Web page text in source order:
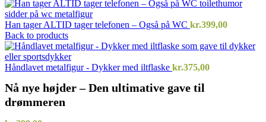
Han tager ALTID tager telefonen – Også på WC kr.399,00
Back to products
Håndlavet metalfigur - Dykker med iltflaske kr.375,00
Nå nye højder – Den ultimative gave til
drømmeren